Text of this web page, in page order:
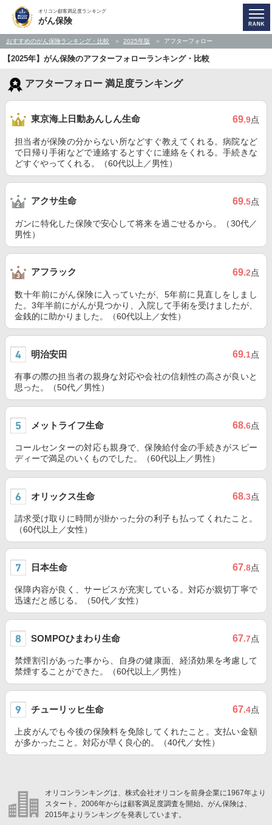
オリコン顧客満足度ランキング
がん保険
おすすめのがん保険ランキング・比較 2025年版 アフターフォロー
【2025年】がん保険のアフターフォローランキング・比較
アフターフォロー 満足度ランキング
東京海上日動あんしん生命 69.9点
担当者が保険の分からない所などすぐ教えてくれる。病院など
で日帰り手術などで連絡するとすぐに連絡をくれる。手続きな
どすぐやってくれる。（60代以上／男性）
アクサ生命 69.5点
ガンに特化した保険で安心して将来を過ごせるから。（30代／
男性）
アフラック 69.2点
数十年前にがん保険に入っていたが、5年前に見直しをしまし
た。3年半前にがんが見つかり、入院して手術を受けましたが、
金銭的に助かりました。（60代以上／女性）
明治安田 69.1点
有事の際の担当者の親身な対応や会社の信頼性の高さが良いと
思った。（50代／男性）
メットライフ生命 68.6点
コールセンターの対応も親身で、保険給付金の手続きがスピー
ディーで満足のいくものでした。（60代以上／男性）
オリックス生命 68.3点
請求受け取りに時間が掛かった分の利子も払ってくれたこと。
（60代以上／女性）
日本生命 67.8点
保障内容が良く、サービスが充実している。対応が親切丁寧で
迅速だと感じる。（50代／女性）
SOMPOひまわり生命 67.7点
禁煙割引があった事から、自身の健康面、経済効果を考慮して
禁煙することができた。（60代以上／男性）
チューリッヒ生命 67.4点
上皮がんでも今後の保険料を免除してくれたこと。支払い金額
が多かったこと。対応が早く良心的。（40代／女性）
オリコンランキングは、株式会社オリコンを前身企業に1967年より
スタート。2006年からは顧客満足度調査を開始。がん保険は、
2015年よりランキングを発表しています。